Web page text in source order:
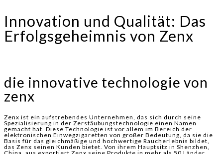
Innovation und Qualität: Das
Erfolgsgeheimnis von Zenx
die innovative technologie von
zenx
Zenx ist ein aufstrebendes Unternehmen, das sich durch seine
Spezialisierung in der Zerstäubungstechnologie einen Namen
gemacht hat. Diese Technologie ist vor allem im Bereich der
elektronischen Einwegzigaretten von großer Bedeutung, da sie die
Basis für das gleichmäßige und hochwertige Raucherlebnis bildet,
das Zenx seinen Kunden bietet. Von ihrem Hauptsitz in Shenzhen,